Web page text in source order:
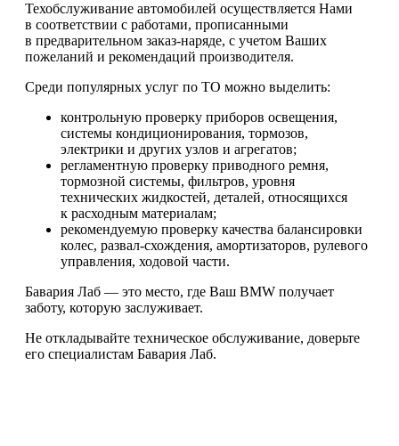
Техобслуживание автомобилей осуществляется Нами
в соответствии с работами, прописанными
в предварительном заказ-наряде, с учетом Ваших
пожеланий и рекомендаций производителя.
Среди популярных услуг по ТО можно выделить:
контрольную проверку приборов освещения,
системы кондиционирования, тормозов,
электрики и других узлов и агрегатов;
регламентную проверку приводного ремня,
тормозной системы, фильтров, уровня
технических жидкостей, деталей, относящихся
к расходным материалам;
рекомендуемую проверку качества балансировки
колес, развал-схождения, амортизаторов, рулевого
управления, ходовой части.
Бавария Лаб — это место, где Ваш BMW получает
заботу, которую заслуживает.
Не откладывайте техническое обслуживание, доверьте
его специалистам Бавария Лаб.